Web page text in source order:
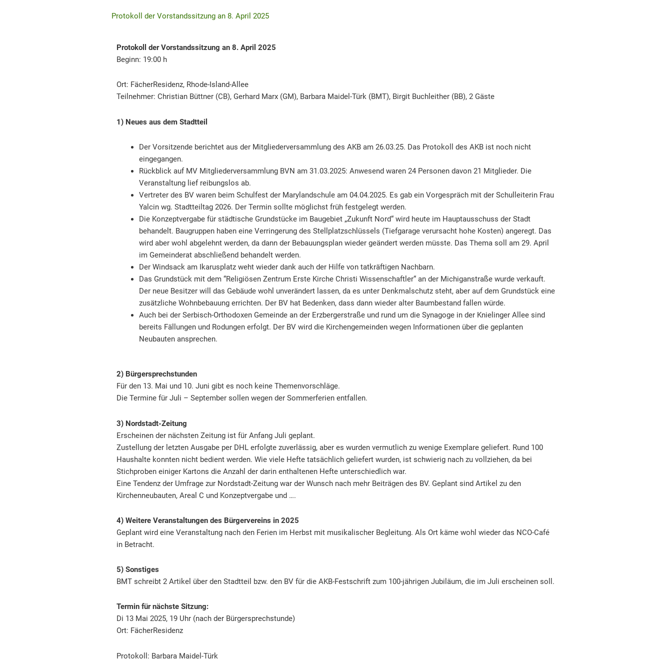
Protokoll der Vorstandssitzung an 8. April 2025
Protokoll der Vorstandssitzung an 8. April 2025
Beginn: 19:00 h
Ort: FächerResidenz, Rhode-Island-Allee
Teilnehmer: Christian Büttner (CB), Gerhard Marx (GM), Barbara Maidel-Türk (BMT), Birgit Buchleither (BB), 2 Gäste
1) Neues aus dem Stadtteil
Der Vorsitzende berichtet aus der Mitgliederversammlung des AKB am 26.03.25. Das Protokoll des AKB ist noch nicht
eingegangen.
Rückblick auf MV Mitgliederversammlung BVN am 31.03.2025: Anwesend waren 24 Personen davon 21 Mitglieder. Die
Veranstaltung lief reibungslos ab.
Vertreter des BV waren beim Schulfest der Marylandschule am 04.04.2025. Es gab ein Vorgespräch mit der Schulleiterin Frau
Yalcin wg. Stadtteiltag 2026. Der Termin sollte möglichst früh festgelegt werden.
Die Konzeptvergabe für städtische Grundstücke im Baugebiet „Zukunft Nord“ wird heute im Hauptausschuss der Stadt
behandelt. Baugruppen haben eine Verringerung des Stellplatzschlüssels (Tiefgarage verursacht hohe Kosten) angeregt. Das
wird aber wohl abgelehnt werden, da dann der Bebauungsplan wieder geändert werden müsste. Das Thema soll am 29. April
im Gemeinderat abschließend behandelt werden.
Der Windsack am Ikarusplatz weht wieder dank auch der Hilfe von tatkräftigen Nachbarn.
Das Grundstück mit dem “Religiösen Zentrum Erste Kirche Christi Wissenschaftler“ an der Michiganstraße wurde verkauft.
Der neue Besitzer will das Gebäude wohl unverändert lassen, da es unter Denkmalschutz steht, aber auf dem Grundstück eine
zusätzliche Wohnbebauung errichten. Der BV hat Bedenken, dass dann wieder alter Baumbestand fallen würde.
Auch bei der Serbisch-Orthodoxen Gemeinde an der Erzbergerstraße und rund um die Synagoge in der Knielinger Allee sind
bereits Fällungen und Rodungen erfolgt. Der BV wird die Kirchengemeinden wegen Informationen über die geplanten
Neubauten ansprechen.
2) Bürgersprechstunden
Für den 13. Mai und 10. Juni gibt es noch keine Themenvorschläge.
Die Termine für Juli – September sollen wegen der Sommerferien entfallen.
3) Nordstadt-Zeitung
Erscheinen der nächsten Zeitung ist für Anfang Juli geplant.
Zustellung der letzten Ausgabe per DHL erfolgte zuverlässig, aber es wurden vermutlich zu wenige Exemplare geliefert. Rund 100
Haushalte konnten nicht bedient werden. Wie viele Hefte tatsächlich geliefert wurden, ist schwierig nach zu vollziehen, da bei
Stichproben einiger Kartons die Anzahl der darin enthaltenen Hefte unterschiedlich war.
Eine Tendenz der Umfrage zur Nordstadt-Zeitung war der Wunsch nach mehr Beiträgen des BV. Geplant sind Artikel zu den
Kirchenneubauten, Areal C und Konzeptvergabe und ….
4) Weitere Veranstaltungen des Bürgervereins in 2025
Geplant wird eine Veranstaltung nach den Ferien im Herbst mit musikalischer Begleitung. Als Ort käme wohl wieder das NCO-Café
in Betracht.
5) Sonstiges
BMT schreibt 2 Artikel über den Stadtteil bzw. den BV für die AKB-Festschrift zum 100-jährigen Jubiläum, die im Juli erscheinen soll.
Termin für nächste Sitzung:
Di 13 Mai 2025, 19 Uhr (nach der Bürgersprechstunde)
Ort: FächerResidenz
Protokoll: Barbara Maidel-Türk